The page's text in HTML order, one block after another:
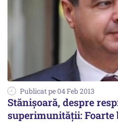
Publicat pe 04 Feb 2013
Stănișoară, despre
superimunității: Foarte